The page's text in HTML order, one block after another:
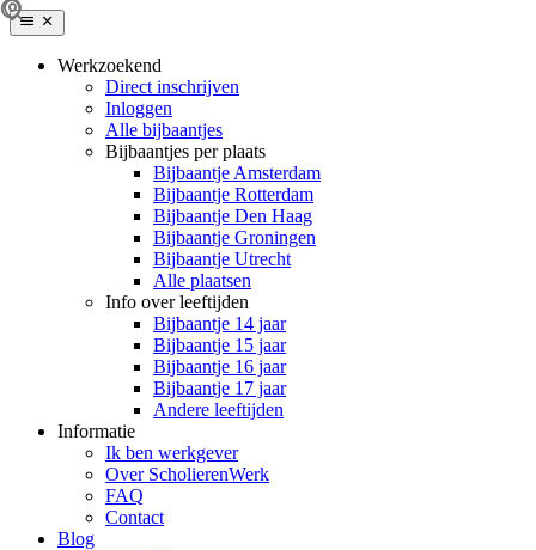
Werkzoekend
Direct inschrijven
Inloggen
Alle bijbaantjes
Bijbaantjes per plaats
Bijbaantje Amsterdam
Bijbaantje Rotterdam
Bijbaantje Den Haag
Bijbaantje Groningen
Bijbaantje Utrecht
Alle plaatsen
Info over leeftijden
Bijbaantje 14 jaar
Bijbaantje 15 jaar
Bijbaantje 16 jaar
Bijbaantje 17 jaar
Andere leeftijden
Informatie
Ik ben werkgever
Over ScholierenWerk
FAQ
Contact
Blog